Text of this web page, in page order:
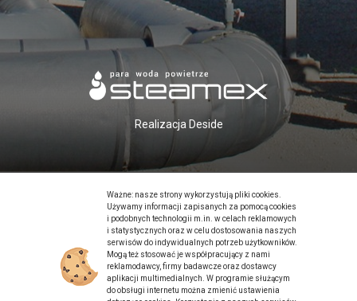
Realizacja Deside
Ważne: nasze strony wykorzystują pliki cookies.
Używamy informacji zapisanych za pomocą cookies
i podobnych technologii m.in. w celach reklamowych
i statystycznych oraz w celu dostosowania naszych
serwisów do indywidualnych potrzeb użytkowników.
Mogą też stosować je współpracujący z nami
reklamodawcy, firmy badawcze oraz dostawcy
aplikacji multimedialnych. W programie służącym
do obsługi internetu można zmienić ustawienia